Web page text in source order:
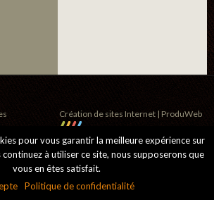
Création de sites Internet | ProduWeb
pour vous garantir la meilleure expérience sur
à utiliser ce site, nous supposerons que
vous en êtes satisfait.
Politique de confidentialité